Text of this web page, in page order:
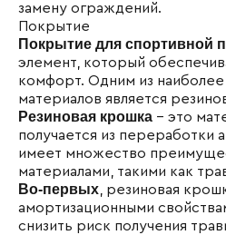
замену ограждений.
Покрытие
Покрытие для спортивной
элемент, который
комфорт. Одним из
материалов является
Резиновая крошка - это
получается из переработки
имеет множество
материалами, такими как
Во-первых , резиновая
амортизационными
снизить риск получения